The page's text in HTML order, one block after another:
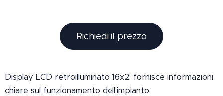
Richiedi il prezzo
Display LCD retroilluminato 16x2: fornisce informazioni
chiare sul funzionamento dell'impianto.